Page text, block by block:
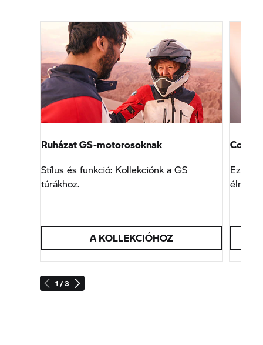
1 / 3
Ruházat GS-motorosoknak
Stílus és funkció: Kollekciónk a GS
túrákhoz.
A KOLLEKCIÓHOZ
Ezzel